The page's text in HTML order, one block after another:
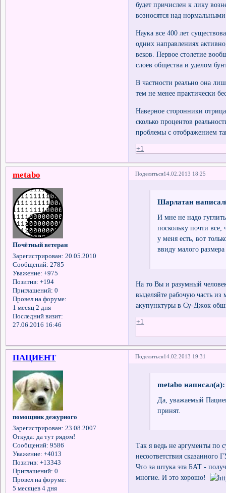
будет причислен к лику
возносятся над
Наука все 400 лет
одних направлениях
веков. Первое столетие
слоев общества и уделом
В частности реально она
тем не менее практически
Наверное сторонники
сколько процентов
проблемы с отображением
+1
Поделиться14.02.2013 18:25
metabo
Почётный ветеран
Зарегистрирован: 20.05.2010
Сообщений: 2785
Уважение: +975
Позитив: +194
Приглашений: 0
Провел на форуме:
1 месяц 2 дня
Последний визит:
27.06.2016 16:46
Шарлатан
И мне не надо
поскольку почти все,
у меня есть, вот
ввиду малого
На то Вы и разумный
выделяйте рабочую часть
акупунктуры в Су-Джок
+1
Поделиться14.02.2013 19:31
ПАЦИЕНТ
помощник дежурного
Зарегистрирован: 23.08.2007
Откуда: да тут рядом!
Сообщений: 9586
Уважение: +4013
Позитив: +13343
Приглашений: 0
Провел на форуме:
5 месяцев 4 дня
metabo написал(а):
Да, уважаемый
принят.
Так я ведь не аргументы по
несоответствия сказанного
Что за штука эта БАТ -
многие. И это хорошо!